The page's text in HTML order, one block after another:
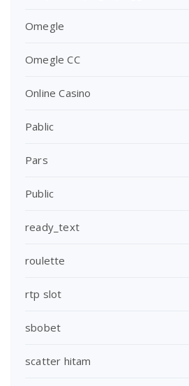
Omegle
Omegle CC
Online Casino
Pablic
Pars
Public
ready_text
roulette
rtp slot
sbobet
scatter hitam